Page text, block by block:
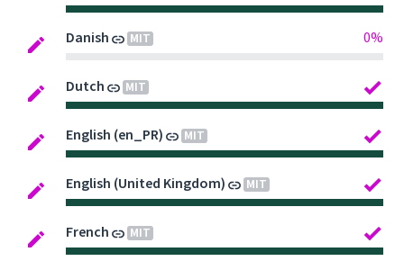
Danish MIT 0%
Dutch MIT
English (en_PR) MIT
English (United Kingdom) MIT
French MIT